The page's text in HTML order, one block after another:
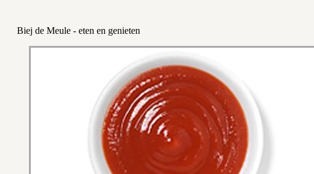
Biej de Meule - eten en genieten